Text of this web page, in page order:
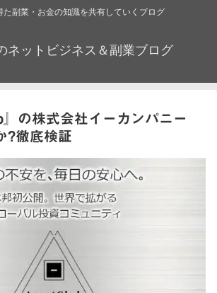
た副業・お金の知識を共有していくブログ
ネットビジネス＆副業ブログ
』の株式会社イーカンパニー
?徹底検証